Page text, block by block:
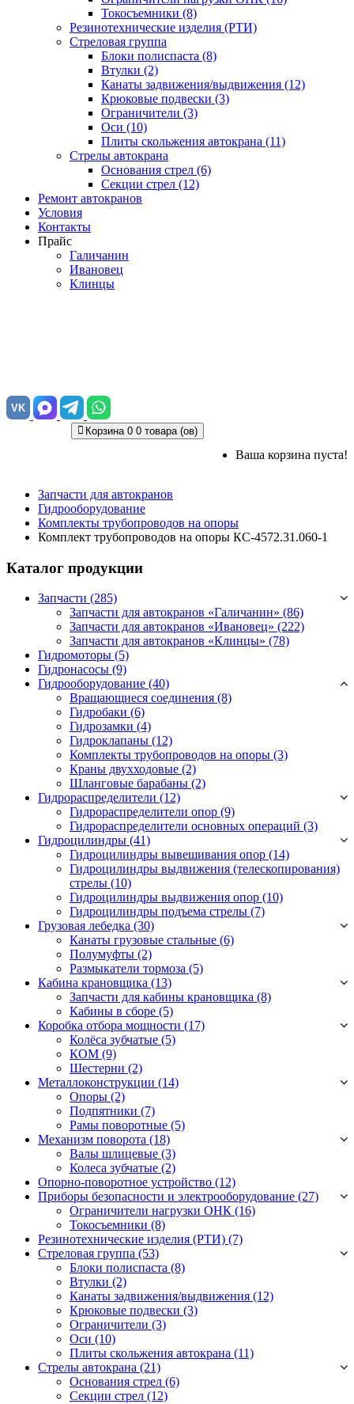
Токосъемники (8)
Резинотехнические изделия (РТИ)
Стреловая группа
Блоки полиспаста (8)
Втулки (2)
Канаты задвижения/выдвижения (12)
Крюковые подвески (3)
Ограничители (3)
Оси (10)
Плиты скольжения автокрана (11)
Стрелы автокрана
Основания стрел (6)
Секции стрел (12)
Ремонт автокранов
Условия
Контакты
Прайс
Галичанин
Ивановец
Клинцы
VK
Корзина 0 0 товара (ов)
Ваша корзина пуста!
Запчасти для автокранов
Гидрооборудование
Комплекты трубопроводов на опоры
Комплект трубопроводов на опоры КС-4572.31.060-1
Каталог продукции
Запчасти (285)
Запчасти для автокранов «Галичанин» (86)
Запчасти для автокранов «Ивановец» (222)
Запчасти для автокранов «Клинцы» (78)
Гидромоторы (5)
Гидронасосы (9)
Гидрооборудование (40)
Вращающиеся соединения (8)
Гидробаки (6)
Гидрозамки (4)
Гидроклапаны (12)
Комплекты трубопроводов на опоры (3)
Краны двухходовые (2)
Шланговые барабаны (2)
Гидрораспределители (12)
Гидрораспределители опор (9)
Гидрораспределители основных операций (3)
Гидроцилиндры (41)
Гидроцилиндры вывешивания опор (14)
Гидроцилиндры выдвижения (телескопирования)
стрелы (10)
Гидроцилиндры выдвижения опор (10)
Гидроцилиндры подъема стрелы (7)
Грузовая лебедка (30)
Канаты грузовые стальные (6)
Полумуфты (2)
Размыкатели тормоза (5)
Кабина крановщика (13)
Запчасти для кабины крановщика (8)
Кабины в сборе (5)
Коробка отбора мощности (17)
Колёса зубчатые (5)
КОМ (9)
Шестерни (2)
Металлоконструкции (14)
Опоры (2)
Подпятники (7)
Рамы поворотные (5)
Механизм поворота (18)
Валы шлицевые (3)
Колеса зубчатые (2)
Опорно-поворотное устройство (12)
Приборы безопасности и электрооборудование (27)
Ограничители нагрузки ОНК (16)
Токосъемники (8)
Резинотехнические изделия (РТИ) (7)
Стреловая группа (53)
Блоки полиспаста (8)
Втулки (2)
Канаты задвижения/выдвижения (12)
Крюковые подвески (3)
Ограничители (3)
Оси (10)
Плиты скольжения автокрана (11)
Стрелы автокрана (21)
Основания стрел (6)
Секции стрел (12)